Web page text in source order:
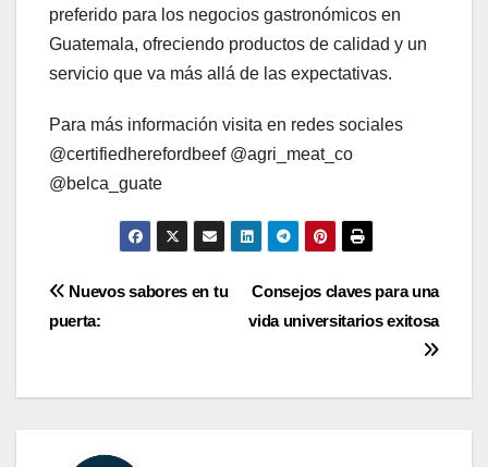
preferido para los negocios gastronómicos en
Guatemala, ofreciendo productos de calidad y un
servicio que va más allá de las expectativas.
Para más información visita en redes sociales
@certifiedherefordbeef @agri_meat_co
@belca_guate
Navegación
de
entradas
Consejos claves para una
vida universitarios exitosa
Nuevos sabores en tu
puerta: